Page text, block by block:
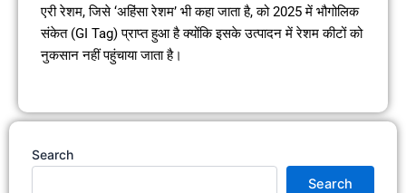
एरी रेशम, जिसे ‘अहिंसा रेशम’ भी कहा जाता है, को 2025 में भौगोलिक
संकेत (GI Tag) प्राप्त हुआ है क्योंकि इसके उत्पादन में रेशम कीटों को
नुकसान नहीं पहुंचाया जाता है।
Search
Search